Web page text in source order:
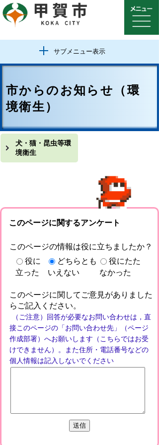
サブメニュー表示
市からのお知らせ（環
境衛生）
犬・猫・昆虫等環
境衛生
このページに関するアンケート
このページの情報は役に立ちましたか？
役に
立った
どちらとも
いえない
役にたた
なかった
このページに関してご意見がありました
らご記入ください。
（ご注意）回答が必要なお問い合わせは，直
接このページの「お問い合わせ先」（ページ
作成部署）へお願いします（こちらではお受
けできません）。また住所・電話番号などの
個人情報は記入しないでください